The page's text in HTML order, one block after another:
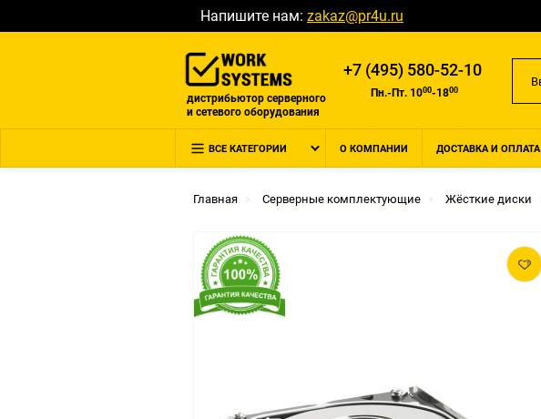
Напишите нам: zakaz@pr4u.ru
дистрибьютор серверного
и сетевого оборудования
+7 (495) 580-52-10
Пн.-Пт. 1000-1800
ВСЕ КАТЕГОРИИ О КОМПАНИИ ДОСТАВКА И ОПЛАТА
Главная Серверные комплектующие Жёсткие диски